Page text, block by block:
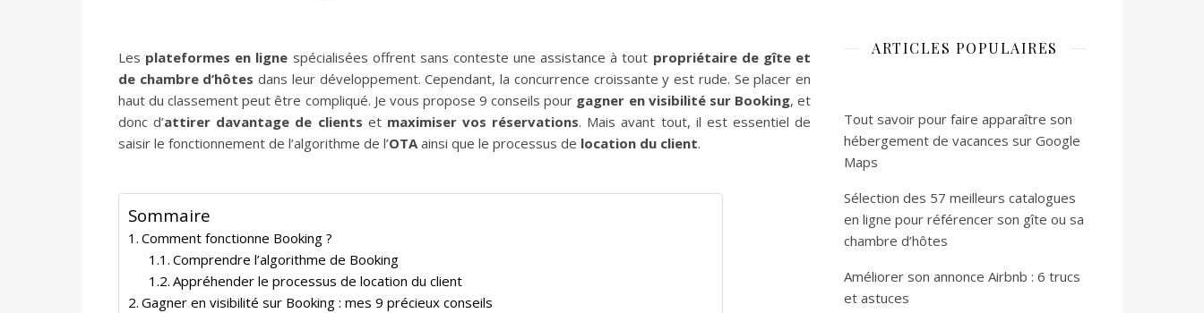
Les plateformes en ligne spécialisées offrent sans conteste une assistance à tout propriétaire de gîte et
de chambre d’hôtes dans leur développement. Cependant, la concurrence croissante y est rude. Se placer en
haut du classement peut être compliqué. Je vous propose 9 conseils pour gagner en visibilité sur Booking, et
donc d’attirer davantage de clients et maximiser vos réservations. Mais avant tout, il est essentiel de
saisir le fonctionnement de l’algorithme de l’OTA ainsi que le processus de location du client.
Sommaire
Comment fonctionne Booking ?
Comprendre l’algorithme de Booking
Appréhender le processus de location du client
Gagner en visibilité sur Booking : mes 9 précieux conseils
ARTICLES POPULAIRES
Tout savoir pour faire apparaître son
hébergement de vacances sur Google
Maps
Sélection des 57 meilleurs catalogues
en ligne pour référencer son gîte ou sa
chambre d’hôtes
Améliorer son annonce Airbnb : 6 trucs
et astuces